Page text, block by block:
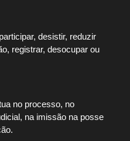
desistir, reduzir
registrar, desocupar ou
no processo, no
na imissão na posse